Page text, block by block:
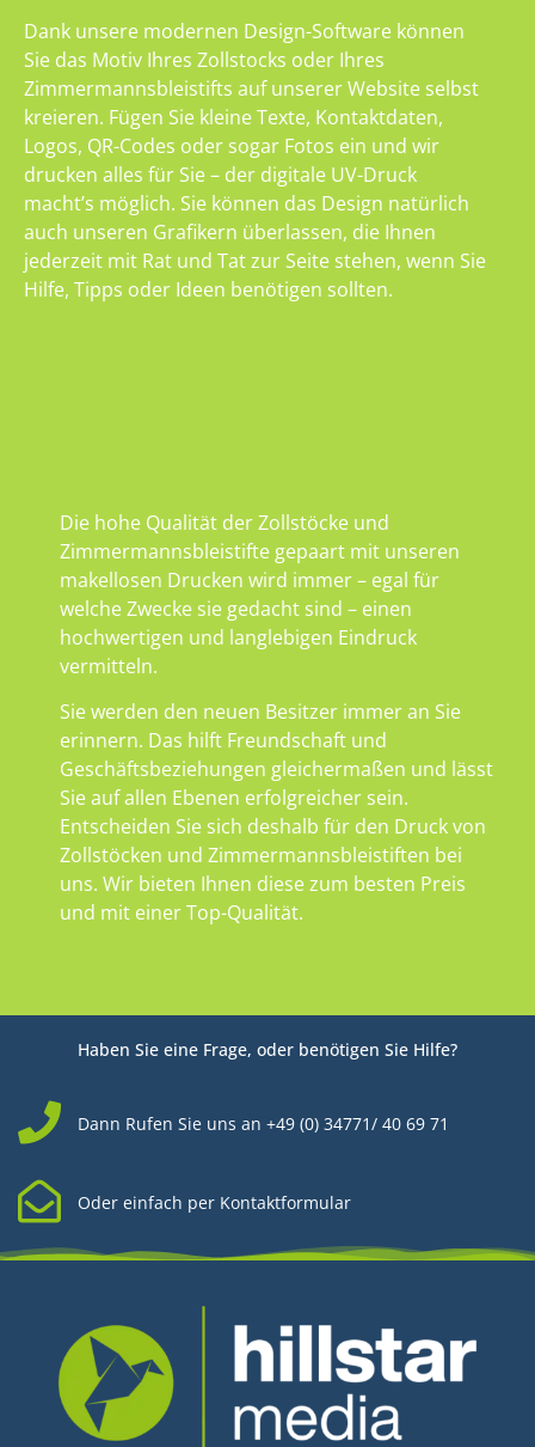
Dank unsere modernen Design-Software können
Sie das Motiv Ihres Zollstocks oder Ihres
Zimmermannsbleistifts auf unserer Website selbst
kreieren. Fügen Sie kleine Texte, Kontaktdaten,
Logos, QR-Codes oder sogar Fotos ein und wir
drucken alles für Sie – der digitale UV-Druck
macht’s möglich. Sie können das Design natürlich
auch unseren Grafikern überlassen, die Ihnen
jederzeit mit Rat und Tat zur Seite stehen, wenn Sie
Hilfe, Tipps oder Ideen benötigen sollten.
Die hohe Qualität der Zollstöcke und
Zimmermannsbleistifte gepaart mit unseren
makellosen Drucken wird immer – egal für
welche Zwecke sie gedacht sind – einen
hochwertigen und langlebigen Eindruck
vermitteln.
Sie werden den neuen Besitzer immer an Sie
erinnern. Das hilft Freundschaft und
Geschäftsbeziehungen gleichermaßen und lässt
Sie auf allen Ebenen erfolgreicher sein.
Entscheiden Sie sich deshalb für den Druck von
Zollstöcken und Zimmermannsbleistiften bei
uns. Wir bieten Ihnen diese zum besten Preis
und mit einer Top-Qualität.
Haben Sie eine Frage, oder benötigen Sie Hilfe?
Dann Rufen Sie uns an +49 (0) 34771/ 40 69 71
Oder einfach per Kontaktformular